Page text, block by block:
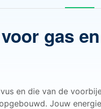
gas en
en die van de
Jouw